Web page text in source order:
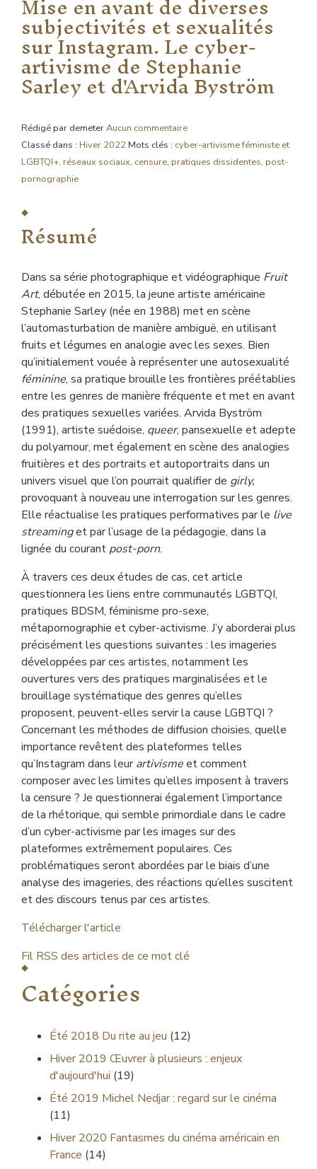
subjectivités et sexualités
sur Instagram. Le cyber-
artivisme de Stephanie
Sarley et d'Arvida Byström
Rédigé par demeterAucun commentaire
Classé dans : Hiver 2022 Mots clés : cyber-artivisme féministe et
LGBTQI+, réseaux sociaux, censure, pratiques dissidentes, post-
pornographie
Résumé
Dans sa série photographique et vidéographique Fruit
Art, débutée en 2015, la jeune artiste américaine
Stephanie Sarley (née en 1988) met en scène
l’automasturbation de manière ambiguë, en utilisant
fruits et légumes en analogie avec les sexes. Bien
qu’initialement vouée à représenter une autosexualité
féminine, sa pratique brouille les frontières préétablies
entre les genres de manière fréquente et met en avant
des pratiques sexuelles variées. Arvida Byström
(1991), artiste suédoise, queer, pansexuelle et adepte
du polyamour, met également en scène des analogies
fruitières et des portraits et autoportraits dans un
univers visuel que l’on pourrait qualifier de girly,
provoquant à nouveau une interrogation sur les genres.
Elle réactualise les pratiques performatives par le live
streaminget par l’usage de la pédagogie, dans la
lignée du courant post-porn.
À travers ces deux études de cas, cet article
questionnera les liens entre communautés LGBTQI,
pratiques BDSM, féminisme pro-sexe,
métapornographie et cyber-activisme. J’y aborderai plus
précisément les questions suivantes : les imageries
développées par ces artistes, notamment les
ouvertures vers des pratiques marginalisées et le
brouillage systématique des genres qu’elles
proposent, peuvent-elles servir la cause LGBTQI ?
Concernant les méthodes de diffusion choisies, quelle
importance revêtent des plateformes telles
qu’Instagram dans leurartivismeet comment
composer avec les limites qu’elles imposent à travers
la censure ? Je questionnerai également l’importance
de la rhétorique, qui semble primordiale dans le cadre
d’un cyber-activisme par les images sur des
plateformes extrêmement populaires. Ces
problématiques seront abordées par le biais d’une
analyse des imageries, des réactions qu’elles suscitent
et des discours tenus par ces artistes.
Télécharger l'article
Fil RSS des articles de ce mot clé
Catégories
Été 2018 Du rite au jeu (12)
Hiver 2019 Œuvrer à plusieurs : enjeux
d'aujourd'hui (19)
Été 2019 Michel Nedjar : regard sur le cinéma
(11)
Hiver 2020 Fantasmes du cinéma américain en
France (14)